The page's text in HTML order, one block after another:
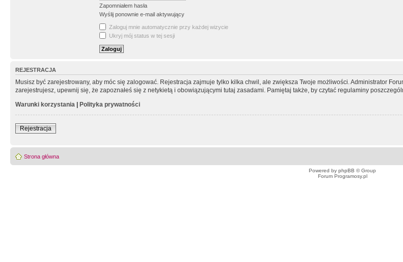
Zapomniałem hasła
Wyślij ponownie e-mail aktywujący
Zaloguj mnie automatycznie przy każdej wizycie
Ukryj mój status w tej sesji
REJESTRACJA
Musisz być zarejestrowany, aby móc się zalogować. Rejestracja zajmuje tylko kilka chwil, ale zwiększa Twoje możliwości. Administrator
zarejestrujesz, upewnij się, że zapoznałeś się z netykietą i obowiązującymi tutaj zasadami. Pamiętaj także, by czytać regulaminy
Warunki korzystania | Polityka prywatności
Rejestracja
Strona główna
Powered by phpBB © Group
Forum Programosy.pl